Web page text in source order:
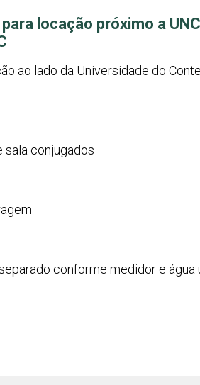
locação próximo a
ao lado da Universidade do
sala conjugados
conforme medidor e água